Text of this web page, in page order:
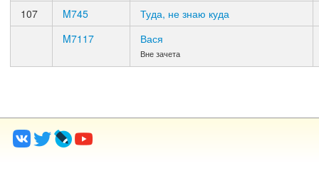
107
M745
Туда, не знаю куда
M7117
Вася
Вне зачета